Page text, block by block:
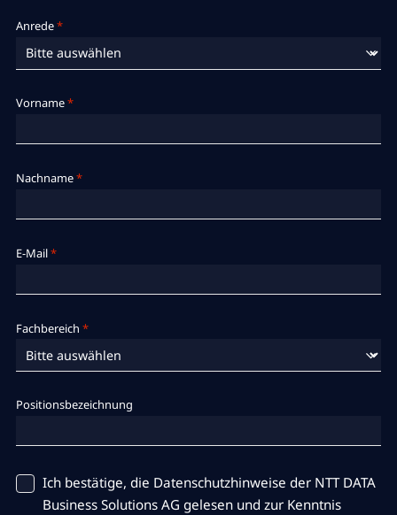
Anrede*
Vorname*
Nachname*
E-Mail*
Fachbereich *
Positionsbezeichnung
Ich bestätige, die Datenschutzhinweise der NTT DATA
Business Solutions AG gelesen und zur Kenntnis